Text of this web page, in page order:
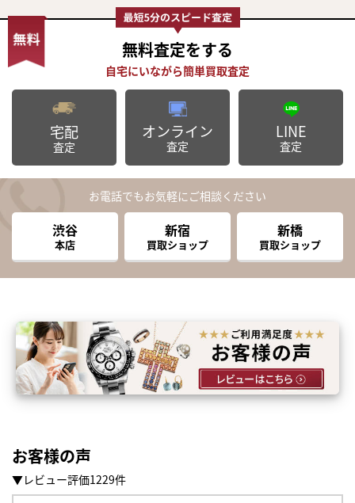
無料査定をする
宅配
査定
オンライン
査定
LINE
査定
お電話でもお気軽にご相談ください
渋谷
本店
新宿
買取ショップ
新橋
買取ショップ
お客様の声
▼レビュー評価1229件